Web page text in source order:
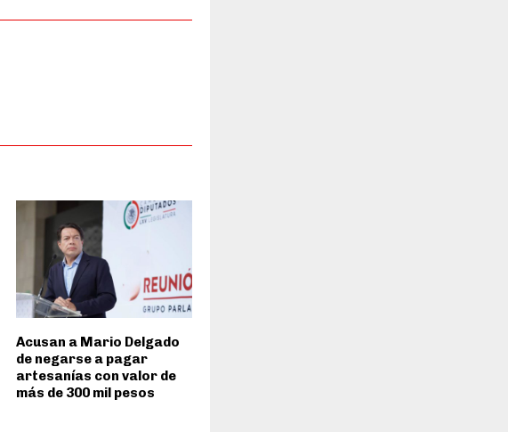
Acusan a Mario Delgado
de negarse a pagar
artesanías con valor de
más de 300 mil pesos